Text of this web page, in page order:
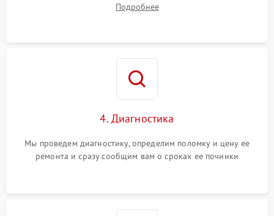
Подробнее
4. Диагностика
Мы проведем диагностику, определим поломку и цену ее
ремонта и сразу сообщим вам о сроках ее починки